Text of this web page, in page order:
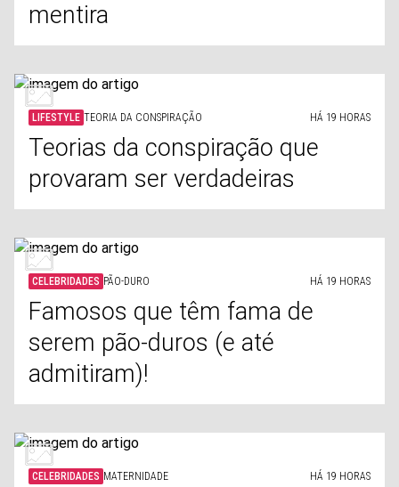
mentira
LIFESTYLE TEORIA DA CONSPIRAÇÃO HÁ 19 HORAS
Teorias da conspiração que
provaram ser verdadeiras
CELEBRIDADES PÃO-DURO HÁ 19 HORAS
Famosos que têm fama de
serem pão-duros (e até
admitiram)!
CELEBRIDADES MATERNIDADE HÁ 19 HORAS